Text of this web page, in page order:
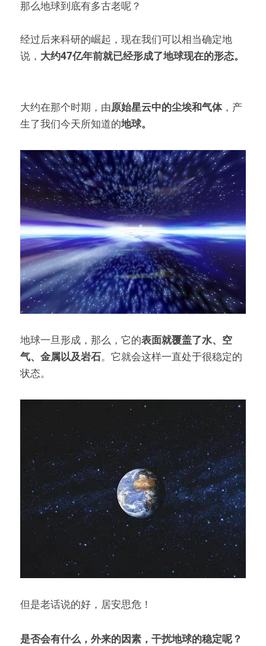
那么地球到底有多古老呢？
经过后来科研的崛起，现在我们可以相当确定地
说， 大约47亿年前就已经形成了地球现在的形态。
大约在那个时期，由原始星云中的尘埃和气体，产
生了我们今天所知道的地球。
地球一旦形成，那么，它的表面就覆盖了水、空
气、金属以及岩石。它就会这样一直处于很稳定的
状态。
但是老话说的好，居安思危！
是否会有什么，外来的因素，干扰地球的稳定呢？